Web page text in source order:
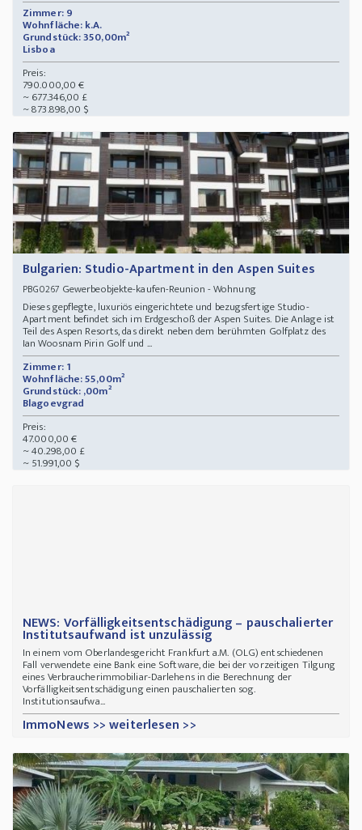
Zimmer: 9
Wohnfläche: k.A.
Grundstück: 350,00m²
Lisboa
Preis:
790.000,00 €
~ 677.346,00 £
~ 873.898,00 $
Bulgarien: Studio-Apartment in den Aspen Suites
PBG0267 Gewerbeobjekte-kaufen-Reunion - Wohnung
Dieses gepflegte, luxuriös eingerichtete und bezugsfertige Studio-
Apartment befindet sich im Erdgeschoß der Aspen Suites. Die Anlage ist
Teil des Aspen Resorts, das direkt neben dem berühmten Golfplatz des
Ian Woosnam Pirin Golf und ...
Zimmer: 1
Wohnfläche: 55,00m²
Grundstück: ,00m²
Blagoevgrad
Preis:
47.000,00 €
~ 40.298,00 £
~ 51.991,00 $
NEWS: Vorfälligkeitsentschädigung – pauschalierter
Institutsaufwand ist unzulässig
In einem vom Oberlandesgericht Frankfurt a.M. (OLG) entschiedenen
Fall verwendete eine Bank eine Software, die bei der vorzeitigen Tilgung
eines Verbraucherimmobiliar-Darlehens in die Berechnung der
Vorfälligkeitsentschädigung einen pauschalierten sog.
Institutionsaufwa...
ImmoNews >> weiterlesen >>